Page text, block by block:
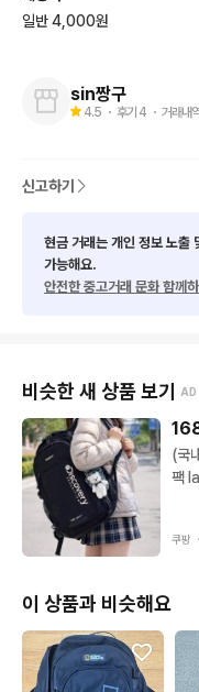
일반 4,000원
sin짱구
4.5 ・ 후기 4 ・ 거래내
신고하기
현금 거래는 개인 정보 노출
가능해요.
안전한 중고거래 문화 함께하
비슷한 새 상품 보기 AD
(국
팩
쿠팡 ・
이 상품과 비슷해요